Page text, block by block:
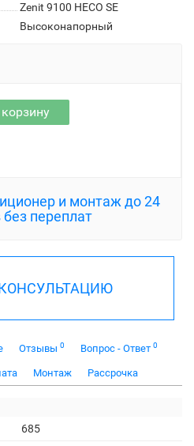
Zenit 9100 HECO SE
Высоконапорный
и монтаж до 24
переплат
Отзывы 0 Вопрос - Ответ 0
Монтаж Рассрочка
685